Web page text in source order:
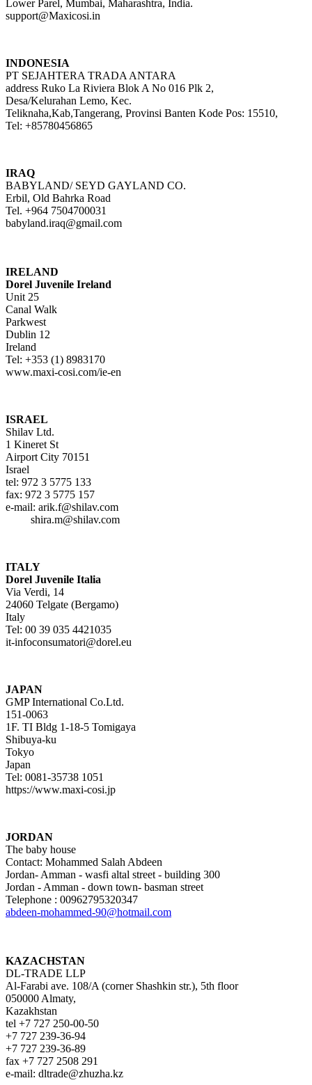
Lower Parel, Mumbai, Maharashtra, India.
support@Maxicosi.in
INDONESIA
PT SEJAHTERA TRADA ANTARA
address Ruko La Riviera Blok A No 016 Plk 2,
Desa/Kelurahan Lemo, Kec.
Teliknaha,Kab,Tangerang, Provinsi Banten Kode Pos: 15510,
Tel: +85780456865
IRAQ
BABYLAND/ SEYD GAYLAND CO.
Erbil, Old Bahrka Road
Tel. +964 7504700031
babyland.iraq@gmail.com
IRELAND
Dorel Juvenile Ireland
Unit 25
Canal Walk
Parkwest
Dublin 12
Ireland
Tel: +353 (1) 8983170
www.maxi-cosi.com/ie-en
ISRAEL
Shilav Ltd.
1 Kineret St
Airport City 70151
Israel
tel: 972 3 5775 133
fax: 972 3 5775 157
e-mail: arik.f@shilav.com
shira.m@shilav.com
ITALY
Dorel Juvenile Italia
Via Verdi, 14
24060 Telgate (Bergamo)
Italy
Tel: 00 39 035 4421035
it-infoconsumatori@dorel.eu
JAPAN
GMP International Co.Ltd.
151-0063
1F. TI Bldg 1-18-5 Tomigaya
Shibuya-ku
Tokyo
Japan
Tel: 0081-35738 1051
https://www.maxi-cosi.jp
JORDAN
The baby house
Contact: Mohammed Salah Abdeen
Jordan- Amman - wasfi altal street - building 300
Jordan - Amman - down town- basman street
Telephone : 00962795320347
abdeen-mohammed-90@hotmail.com
KAZACHSTAN
DL-TRADE LLP
Al-Farabi ave. 108/A (corner Shashkin str.), 5th floor
050000 Almaty,
Kazakhstan
tel +7 727 250-00-50
+7 727 239-36-94
+7 727 239-36-89
fax +7 727 2508 291
e-mail: dltrade@zhuzha.kz